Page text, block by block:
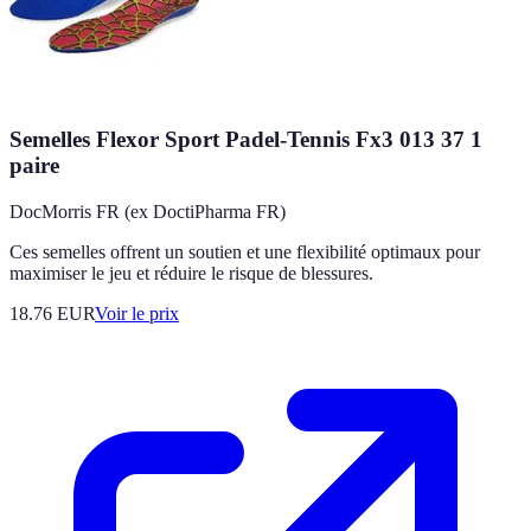
Semelles Flexor Sport Padel-Tennis Fx3 013 37 1
paire
DocMorris FR (ex DoctiPharma FR)
Ces semelles offrent un soutien et une flexibilité optimaux pour
maximiser le jeu et réduire le risque de blessures.
18.76 EURVoir le prix